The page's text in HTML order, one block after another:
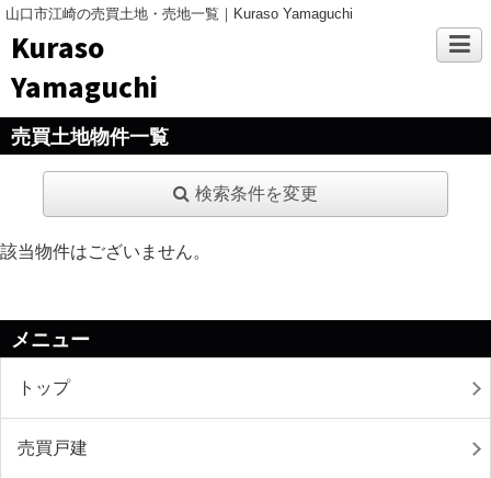
山口市江崎の売買土地・売地一覧｜Kuraso Yamaguchi
Kuraso
Yamaguchi
売買土地物件一覧
検索条件を変更
該当物件はございません。
メニュー
トップ
売買戸建